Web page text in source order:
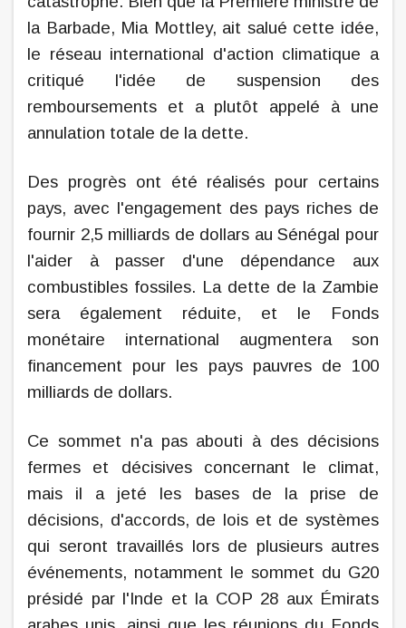
la Barbade, Mia Mottley, ait salué cette idée,
le réseau international d'action climatique a
critiqué l'idée de suspension des
remboursements et a plutôt appelé à une
annulation totale de la dette.
Des progrès ont été réalisés pour certains
pays, avec l'engagement des pays riches de
fournir 2,5 milliards de dollars au Sénégal pour
l'aider à passer d'une dépendance aux
combustibles fossiles. La dette de la Zambie
sera également réduite, et le Fonds
monétaire international augmentera son
financement pour les pays pauvres de 100
milliards de dollars.
Ce sommet n'a pas abouti à des décisions
fermes et décisives concernant le climat,
mais il a jeté les bases de la prise de
décisions, d'accords, de lois et de systèmes
qui seront travaillés lors de plusieurs autres
événements, notamment le sommet du G20
présidé par l'Inde et la COP 28 aux Émirats